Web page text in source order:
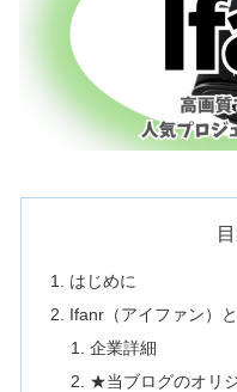
はじめに
Ifanr（アイファン）
企業詳細
★当ブログのオリ